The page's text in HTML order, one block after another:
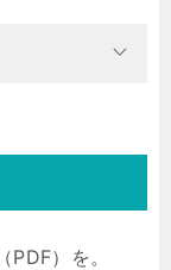
）を。